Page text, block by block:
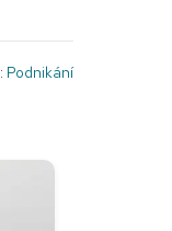
Podnikání